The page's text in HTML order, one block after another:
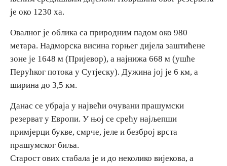
Смјештај
Мултимедија
Видео
E-Brochure
је око 1230 ха.
Овалног је облика са природним падом око 980
метара. Надморска висина горњег дијела заштићене
зоне је 1648 м (Пријевор), а најнижа 668 м (ушће
Перућког потока у Сутјеску). Дужина јој је 6 км, а
ширина до 3,5 км.
Данас се убраја у највећи очувани прашумски
резерват у Европи. У њој се срећу најљепши
примјерци букве, смрче, јеле и безброј врста
прашумског биља.
Старост ових стабала је и до неколико вијекова, а